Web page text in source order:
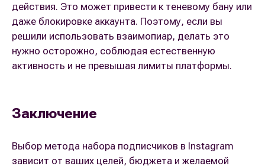
действия. Это может привести к теневому бану или
даже блокировке аккаунта. Поэтому, если вы
решили использовать взаимопиар, делать это
нужно осторожно, соблюдая естественную
активность и не превышая лимиты платформы.
Заключение
Выбор метода набора подписчиков в Instagram
зависит от ваших целей, бюджета и желаемой